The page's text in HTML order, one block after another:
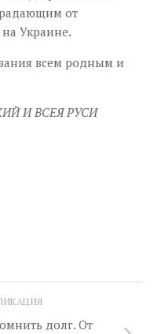
от
Украине.
всем родным и
И ВСЕЯ РУСИ
долг. От